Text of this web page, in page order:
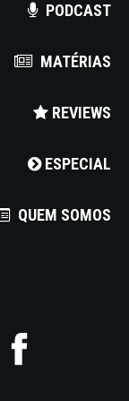
PODCAST
MATÉRIAS
REVIEWS
ESPECIAL
QUEM SOMOS